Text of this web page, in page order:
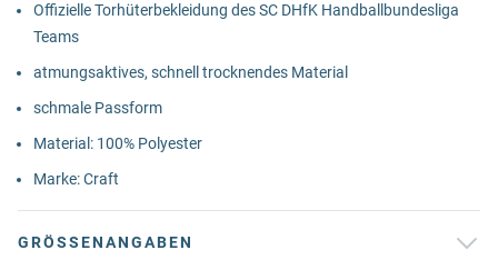
Offizielle Torhüterbekleidung des SC DHfK Handballbundesliga
Teams
atmungsaktives, schnell trocknendes Material
schmale Passform
Material: 100% Polyester
Marke: Craft
GRÖSSENANGABEN